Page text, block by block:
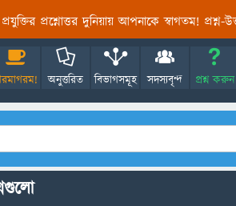
প্রশ্নোত্তর দুনিয়ায় আপনাকে স্বাগতম! প্রশ্ন-
অনুত্তরিত বিভাগসমূহ সদস্যবৃন্দ প্রশ্ন করুন